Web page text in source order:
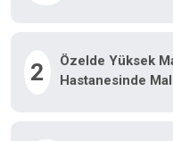
2
Özelde Yüksek
Hastanesinde